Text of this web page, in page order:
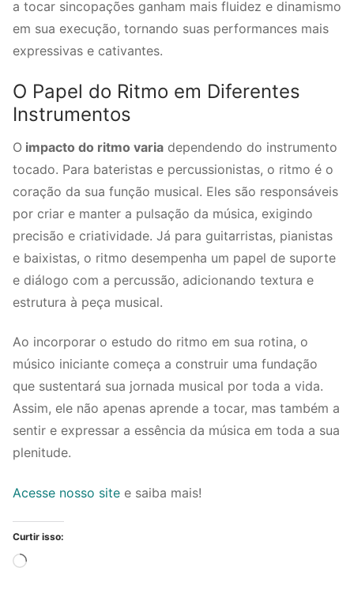
a tocar sincopações ganham mais fluidez e dinamismo
em sua execução, tornando suas performances mais
expressivas e cativantes.
O Papel do Ritmo em Diferentes
Instrumentos
O impacto do ritmo varia dependendo do instrumento
tocado. Para bateristas e percussionistas, o ritmo é o
coração da sua função musical. Eles são responsáveis
por criar e manter a pulsação da música, exigindo
precisão e criatividade. Já para guitarristas, pianistas
e baixistas, o ritmo desempenha um papel de suporte
e diálogo com a percussão, adicionando textura e
estrutura à peça musical.
Ao incorporar o estudo do ritmo em sua rotina, o
músico iniciante começa a construir uma fundação
que sustentará sua jornada musical por toda a vida.
Assim, ele não apenas aprende a tocar, mas também a
sentir e expressar a essência da música em toda a sua
plenitude.
Acesse nosso site e saiba mais!
Curtir isso:
Carregando...